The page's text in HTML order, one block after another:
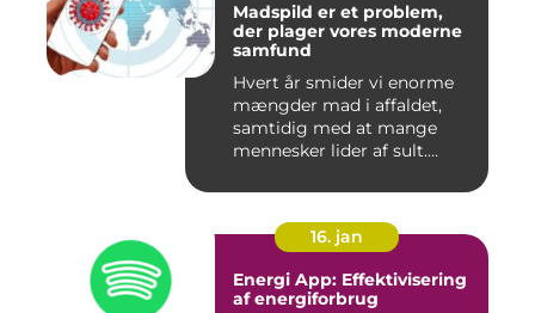
Madspild er et problem,
der plager vores moderne
samfund
Hvert år smider vi enorme
mængder mad i affaldet,
samtidig med at mange
mennesker lider af sult.
16. jan
Energi App: Effektivisering
af energiforbrug